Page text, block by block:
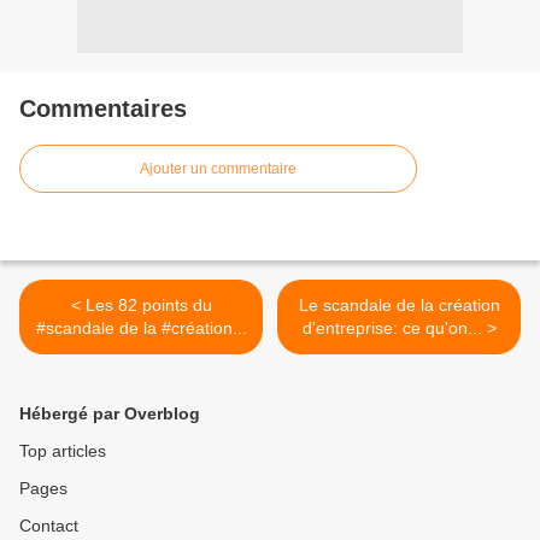
Commentaires
Ajouter un commentaire
< Les 82 points du
#scandale de la #création...
Le scandale de la création
d'entreprise: ce qu'on... >
Hébergé par Overblog
Top articles
Pages
Contact